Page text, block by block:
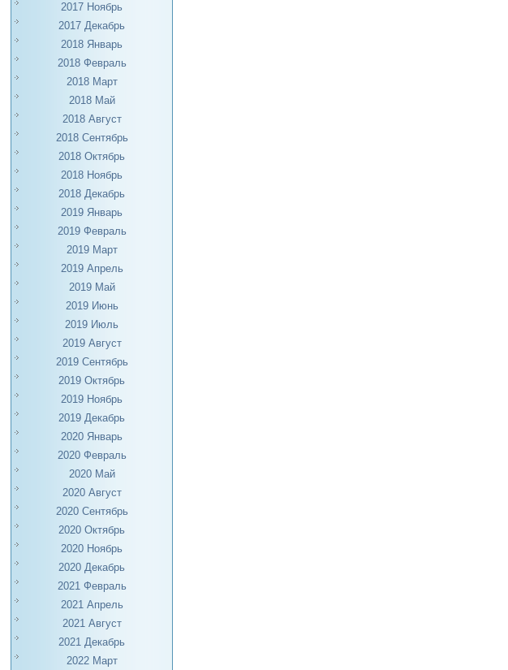
2017 Ноябрь
2017 Декабрь
2018 Январь
2018 Февраль
2018 Март
2018 Май
2018 Август
2018 Сентябрь
2018 Октябрь
2018 Ноябрь
2018 Декабрь
2019 Январь
2019 Февраль
2019 Март
2019 Апрель
2019 Май
2019 Июнь
2019 Июль
2019 Август
2019 Сентябрь
2019 Октябрь
2019 Ноябрь
2019 Декабрь
2020 Январь
2020 Февраль
2020 Май
2020 Август
2020 Сентябрь
2020 Октябрь
2020 Ноябрь
2020 Декабрь
2021 Февраль
2021 Апрель
2021 Август
2021 Декабрь
2022 Март